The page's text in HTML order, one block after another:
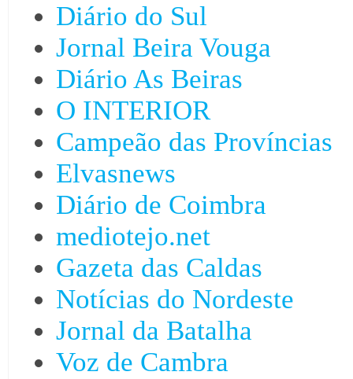
Diário do Sul
Jornal Beira Vouga
Diário As Beiras
O INTERIOR
Campeão das Províncias
Elvasnews
Diário de Coimbra
mediotejo.net
Gazeta das Caldas
Notícias do Nordeste
Jornal da Batalha
Voz de Cambra